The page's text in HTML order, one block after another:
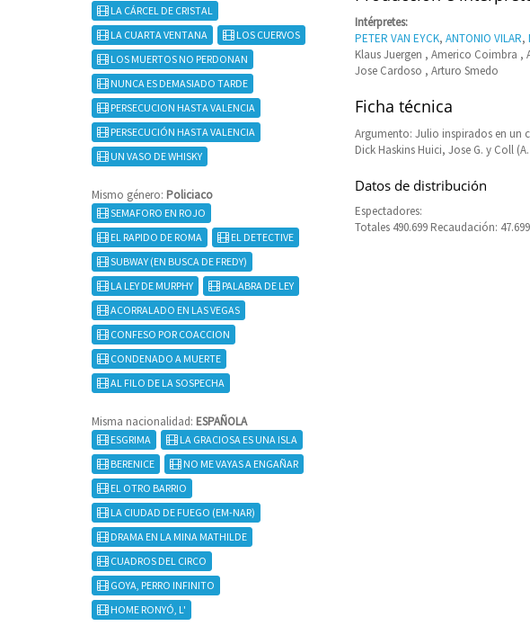
LA CÁRCEL DE CRISTAL
LA CUARTA VENTANA
LOS CUERVOS
LOS MUERTOS NO PERDONAN
NUNCA ES DEMASIADO TARDE
PERSECUCION HASTA VALENCIA
PERSECUCIÓN HASTA VALENCIA
UN VASO DE WHISKY
Mismo género: Policiaco
SEMAFORO EN ROJO
EL RAPIDO DE ROMA
EL DETECTIVE
SUBWAY (EN BUSCA DE FREDY)
LA LEY DE MURPHY
PALABRA DE LEY
ACORRALADO EN LAS VEGAS
CONFESO POR COACCION
CONDENADO A MUERTE
AL FILO DE LA SOSPECHA
Misma nacionalidad: ESPAÑOLA
ESGRIMA
LA GRACIOSA ES UNA ISLA
BERENICE
NO ME VAYAS A ENGAÑAR
EL OTRO BARRIO
LA CIUDAD DE FUEGO (EM-NAR)
DRAMA EN LA MINA MATHILDE
CUADROS DEL CIRCO
GOYA, PERRO INFINITO
HOME RONYÓ, L'
Intérpretes:
PETER VAN EYCK, ANTONIO VILAR,
Klaus Juergen , Americo Coimbra
Jose Cardoso , Arturo Smedo
Ficha técnica
Argumento: Julio inspirados en un
Dick Haskins Huici, Jose G. y Coll
Datos de distribución
Espectadores:
Totales 490.699 Recaudación: